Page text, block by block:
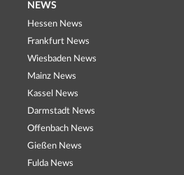
NEWS
Hessen News
Frankfurt News
Wiesbaden News
Mainz News
Kassel News
Darmstadt News
Offenbach News
Gießen News
Fulda News